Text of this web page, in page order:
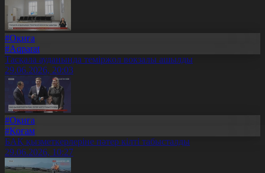
#Оқиға
#Aqparat
Тасқала ауданында теміржол вокзалы ашылды
29.06.2026, 20:03
#Оқиға
#Қоғам
БАҚ қызметкерлеріне пәтер кілті табысталды
29.06.2026, 10:27